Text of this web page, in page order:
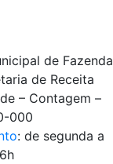
de Fazenda
de Receita
– Contagem –
000
: de segunda a